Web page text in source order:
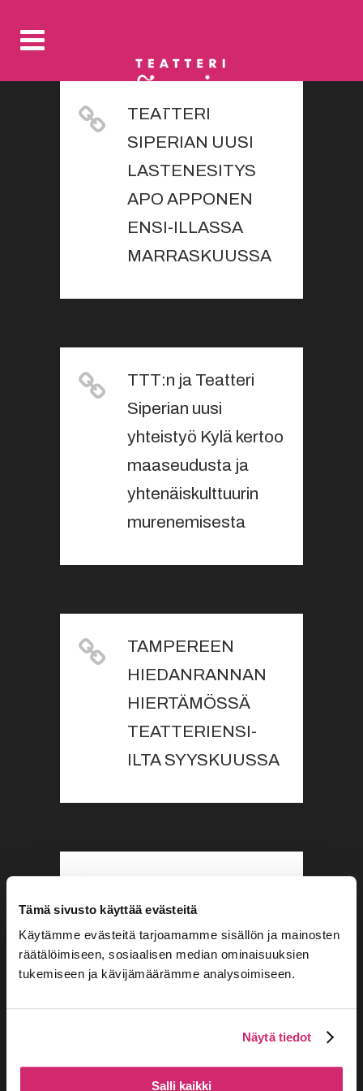
Tämä sivusto käyttää evästeitä
Käytämme evästeitä tarjoamamme sisällön ja mainosten
räätälöimiseen, sosiaalisen median ominaisuuksien
tukemiseen ja kävijämäärämme analysoimiseen.
Näytä tiedot
Salli kaikki
TEATTERI
SIPERIAN UUSI
LASTENESITYS
APO APPONEN
ENSI-ILLASSA
MARRASKUUSSA
TTT:n ja Teatteri
Siperian uusi
yhteistyö Kylä kertoo
maaseudusta ja
yhtenäiskulttuurin
murenemisesta
TAMPEREEN
HIEDANRANNAN
HIERTÄMÖSSÄ
TEATTERIENSI-
ILTA SYYSKUUSSA
aavelapsen arvoitus
sai Suomen
merkittävimmän